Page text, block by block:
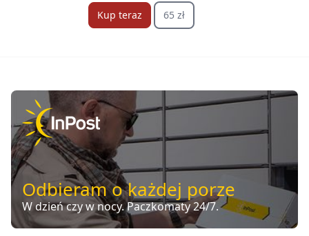
Kup teraz 65 zł
Odbieram o każdej porze
W dzień czy w nocy. Paczkomaty 24/7.